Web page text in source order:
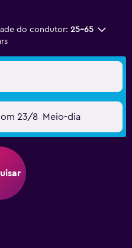
do condutor: 25-65
23/8 Meio-dia